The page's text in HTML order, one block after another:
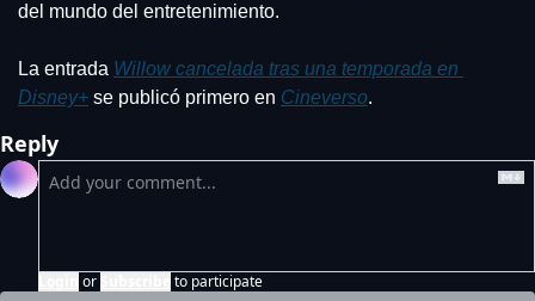
del mundo del entretenimiento.
La entrada Willow cancelada tras una temporada en
Disney+ se publicó primero en Cineverso.
Reply
or to participate